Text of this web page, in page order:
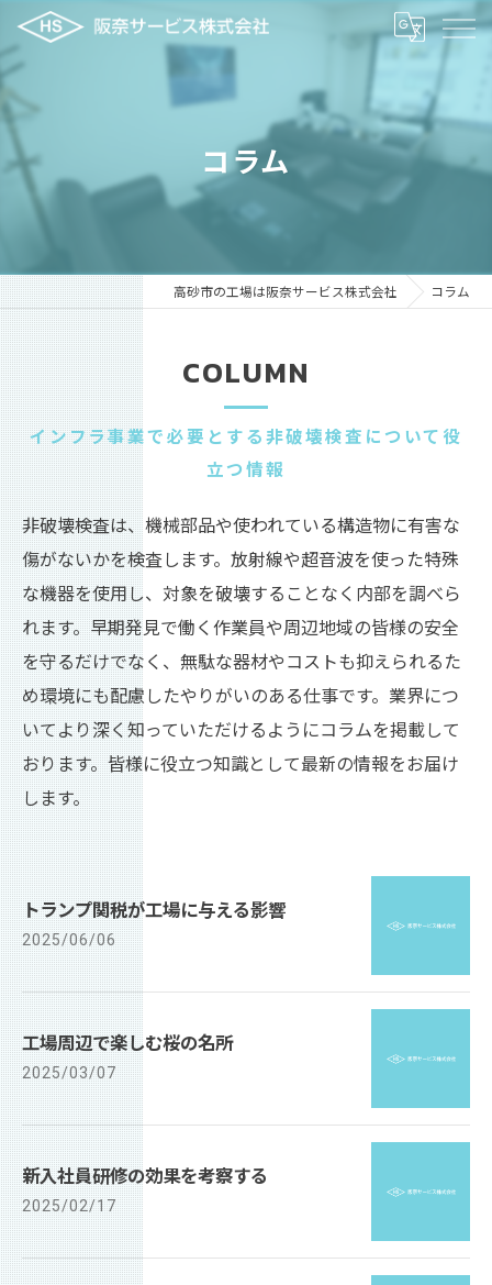
コラム
高砂市の工場は阪奈サービス株式会社 コラム
COLUMN
インフラ事業で必要とする非破壊検査について役
立つ情報
非破壊検査は、機械部品や使われている構造物に有害な
傷がないかを検査します。放射線や超音波を使った特殊
な機器を使用し、対象を破壊することなく内部を調べら
れます。早期発見で働く作業員や周辺地域の皆様の安全
を守るだけでなく、無駄な器材やコストも抑えられるた
め環境にも配慮したやりがいのある仕事です。業界につ
いてより深く知っていただけるようにコラムを掲載して
おります。皆様に役立つ知識として最新の情報をお届け
します。
トランプ関税が工場に与える影響
2025/06/06
工場周辺で楽しむ桜の名所
2025/03/07
新入社員研修の効果を考察する
2025/02/17